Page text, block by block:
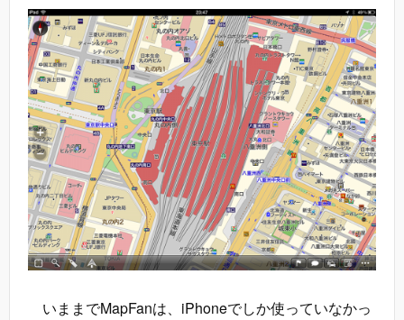
いままでMapFanは、iPhoneでしか使っていなかっ